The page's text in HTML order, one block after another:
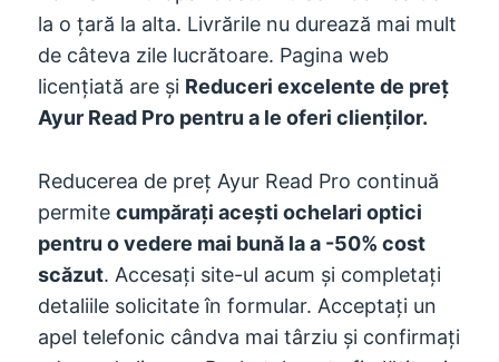
la o țară la alta. Livrările nu durează mai mult
de câteva zile lucrătoare. Pagina web
licențiată are și Reduceri excelente de preț
Ayur Read Pro pentru a le oferi clienților.
Reducerea de preț Ayur Read Pro continuă
permitecumpărați acești ochelari optici
pentru o vedere mai bună la a -50% cost
scăzut. Accesați site-ul acum și completați
detaliile solicitate în formular. Acceptați un
apel telefonic cândva mai târziu și confirmați